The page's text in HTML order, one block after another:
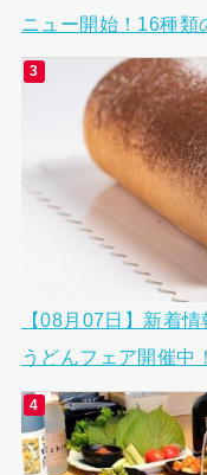
ニュー開始！16種類
【08月07日】新着
うどんフェア開催中